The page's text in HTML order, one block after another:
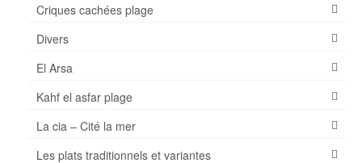
Criques cachées plage
Divers
El Arsa
Kahf el asfar plage
La cia – Cité la mer
Les plats traditionnels et variantes